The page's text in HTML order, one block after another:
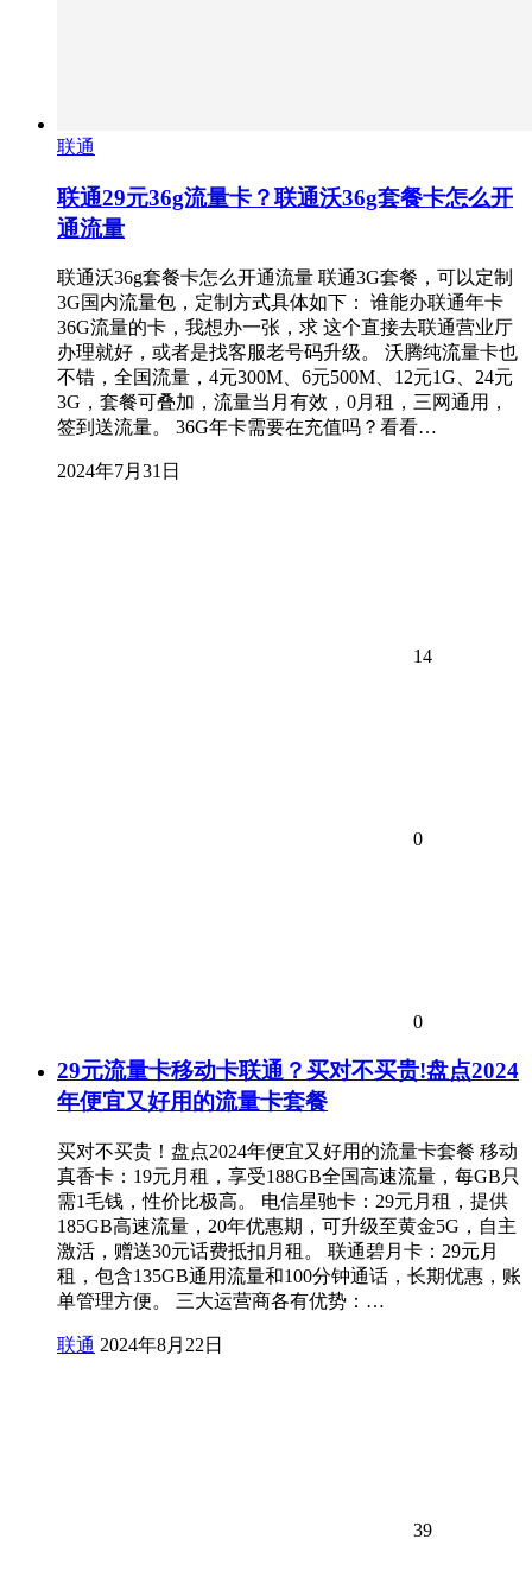
联通
联通29元36g流量卡？联通沃36g套餐卡怎么开
通流量
联通沃36g套餐卡怎么开通流量 联通3G套餐，可以定制
3G国内流量包，定制方式具体如下： 谁能办联通年卡
36G流量的卡，我想办一张，求 这个直接去联通营业厅
办理就好，或者是找客服老号码升级。 沃腾纯流量卡也
不错，全国流量，4元300M、6元500M、12元1G、24元
3G，套餐可叠加，流量当月有效，0月租，三网通用，
签到送流量。 36G年卡需要在充值吗？看看…
2024年7月31日
14
0
0
29元流量卡移动卡联通？买对不买贵!盘点2024
年便宜又好用的流量卡套餐
买对不买贵！盘点2024年便宜又好用的流量卡套餐 移动
真香卡：19元月租，享受188GB全国高速流量，每GB只
需1毛钱，性价比极高。 电信星驰卡：29元月租，提供
185GB高速流量，20年优惠期，可升级至黄金5G，自主
激活，赠送30元话费抵扣月租。 联通碧月卡：29元月
租，包含135GB通用流量和100分钟通话，长期优惠，账
单管理方便。 三大运营商各有优势：…
联通 2024年8月22日
39